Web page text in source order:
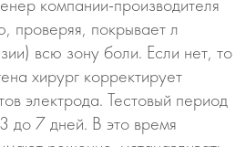
компании-производителя
проверяя, покрывает л
всю зону боли. Если нет, то
хирург корректирует
электрода. Тестовый период
до 7 дней. В это время